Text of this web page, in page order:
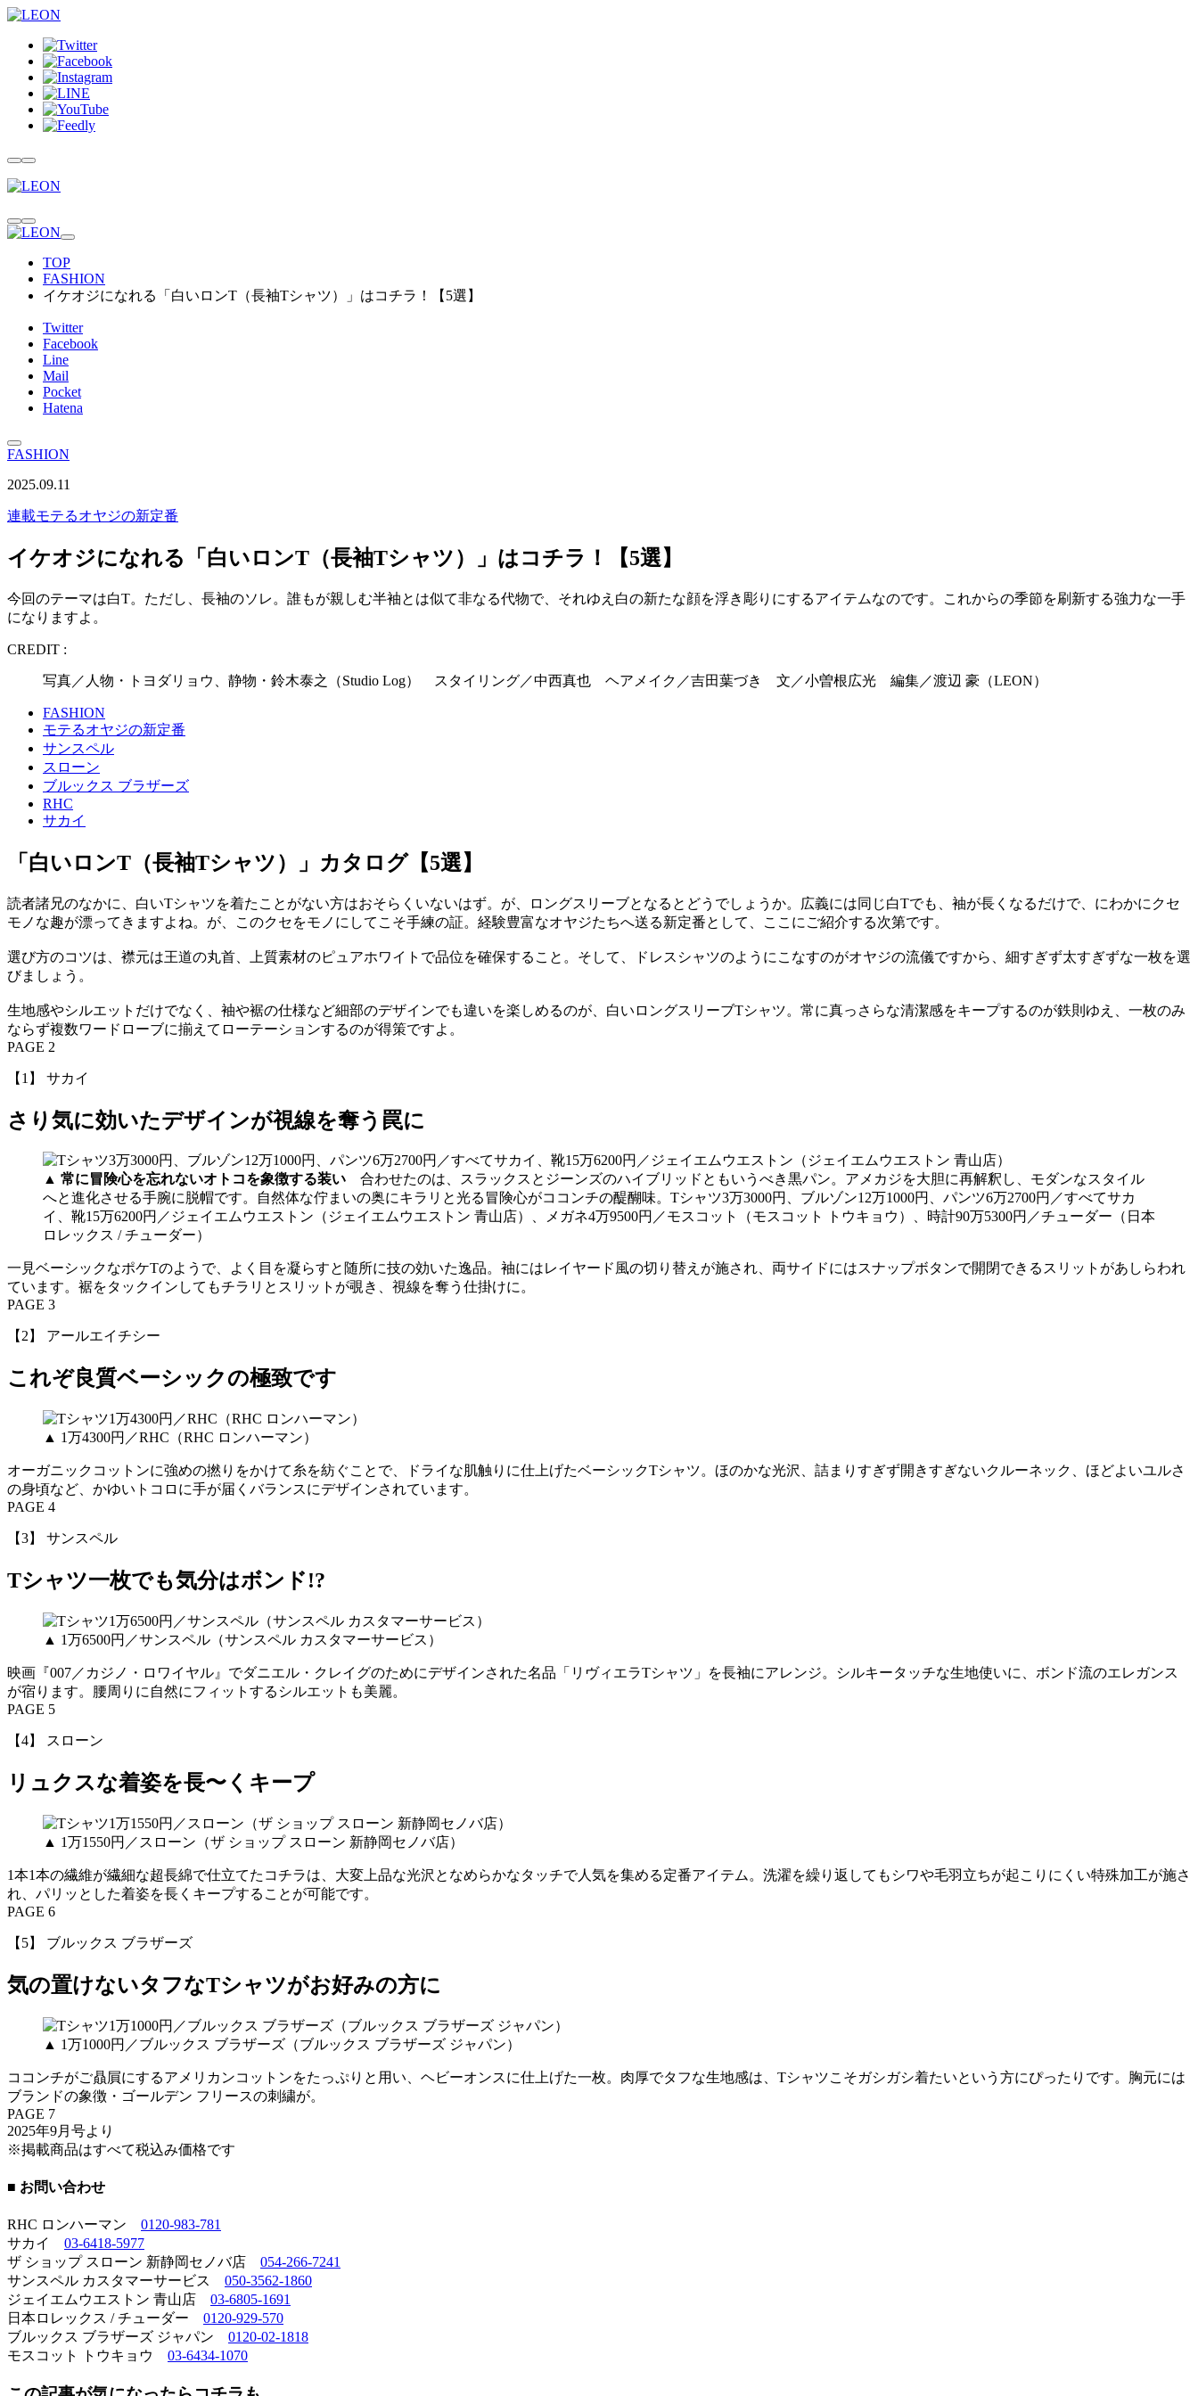
TOP
FASHION
イケオジになれる「白いロンT（長袖Tシャツ）」はコチラ！【5選】
Twitter
Facebook
Line
Mail
Pocket
Hatena
FASHION
2025.09.11
連載モテるオヤジの新定番
イケオジになれる「白いロンT（長袖Tシャツ）」はコチラ！【5選】
今回のテーマは白T。ただし、長袖のソレ。誰もが親しむ半袖とは似て非なる代物で、それゆえ白の新たな顔を浮き彫りにするアイテムなのです。これからの季節を刷新する強力な一手
になりますよ。
CREDIT :
写真／人物・トヨダリョウ、静物・鈴木泰之（Studio Log） スタイリング／中西真也 ヘアメイク／吉田葉づき 文／小曽根広光 編集／渡辺 豪（LEON）
FASHION
モテるオヤジの新定番
サンスペル
スローン
ブルックス ブラザーズ
RHC
サカイ
「白いロンT（長袖Tシャツ）」カタログ【5選】
読者諸兄のなかに、白いTシャツを着たことがない方はおそらくいないはず。が、ロングスリーブとなるとどうでしょうか。広義には同じ白Tでも、袖が長くなるだけで、にわかにクセ
モノな趣が漂ってきますよね。が、このクセをモノにしてこそ手練の証。経験豊富なオヤジたちへ送る新定番として、ここにご紹介する次第です。
選び方のコツは、襟元は王道の丸首、上質素材のピュアホワイトで品位を確保すること。そして、ドレスシャツのようにこなすのがオヤジの流儀ですから、細すぎず太すぎずな一枚を選
びましょう。
生地感やシルエットだけでなく、袖や裾の仕様など細部のデザインでも違いを楽しめるのが、白いロングスリーブTシャツ。常に真っさらな清潔感をキープするのが鉄則ゆえ、一枚のみ
ならず複数ワードローブに揃えてローテーションするのが得策ですよ。
PAGE 2
【1】 サカイ
さり気に効いたデザインが視線を奪う罠に
▲ 常に冒険心を忘れないオトコを象徴する装い 合わせたのは、スラックスとジーンズのハイブリッドともいうべき黒パン。アメカジを大胆に再解釈し、モダンなスタイル
へと進化させる手腕に脱帽です。自然体な佇まいの奥にキラリと光る冒険心がココンチの醍醐味。Tシャツ3万3000円、ブルゾン12万1000円、パンツ6万2700円／すべてサカ
イ、靴15万6200円／ジェイエムウエストン（ジェイエムウエストン 青山店）、メガネ4万9500円／モスコット（モスコット トウキョウ）、時計90万5300円／チューダー（日本
ロレックス / チューダー）
一見ベーシックなポケTのようで、よく目を凝らすと随所に技の効いた逸品。袖にはレイヤード風の切り替えが施され、両サイドにはスナップボタンで開閉できるスリットがあしらわれ
ています。裾をタックインしてもチラリとスリットが覗き、視線を奪う仕掛けに。
PAGE 3
【2】 アールエイチシー
これぞ良質ベーシックの極致です
▲ 1万4300円／RHC（RHC ロンハーマン）
オーガニックコットンに強めの撚りをかけて糸を紡ぐことで、ドライな肌触りに仕上げたベーシックTシャツ。ほのかな光沢、詰まりすぎず開きすぎないクルーネック、ほどよいユルさ
の身頃など、かゆいトコロに手が届くバランスにデザインされています。
PAGE 4
【3】 サンスペル
Tシャツ一枚でも気分はボンド!?
▲ 1万6500円／サンスペル（サンスペル カスタマーサービス）
映画『007／カジノ・ロワイヤル』でダニエル・クレイグのためにデザインされた名品「リヴィエラTシャツ」を長袖にアレンジ。シルキータッチな生地使いに、ボンド流のエレガンス
が宿ります。腰周りに自然にフィットするシルエットも美麗。
PAGE 5
【4】 スローン
リュクスな着姿を長〜くキープ
▲ 1万1550円／スローン（ザ ショップ スローン 新静岡セノバ店）
1本1本の繊維が繊細な超長綿で仕立てたコチラは、大変上品な光沢となめらかなタッチで人気を集める定番アイテム。洗濯を繰り返してもシワや毛羽立ちが起こりにくい特殊加工が施さ
れ、パリッとした着姿を長くキープすることが可能です。
PAGE 6
【5】 ブルックス ブラザーズ
気の置けないタフなTシャツがお好みの方に
▲ 1万1000円／ブルックス ブラザーズ（ブルックス ブラザーズ ジャパン）
ココンチがご贔屓にするアメリカンコットンをたっぷりと用い、ヘビーオンスに仕上げた一枚。肉厚でタフな生地感は、Tシャツこそガシガシ着たいという方にぴったりです。胸元には
ブランドの象徴・ゴールデン フリースの刺繍が。
PAGE 7
2025年9月号より
※掲載商品はすべて税込み価格です
■ お問い合わせ
RHC ロンハーマン 0120-983-781
サカイ 03-6418-5977
ザ ショップ スローン 新静岡セノバ店 054-266-7241
サンスペル カスタマーサービス 050-3562-1860
ジェイエムウエストン 青山店 03-6805-1691
日本ロレックス / チューダー 0120-929-570
ブルックス ブラザーズ ジャパン 0120-02-1818
モスコット トウキョウ 03-6434-1070